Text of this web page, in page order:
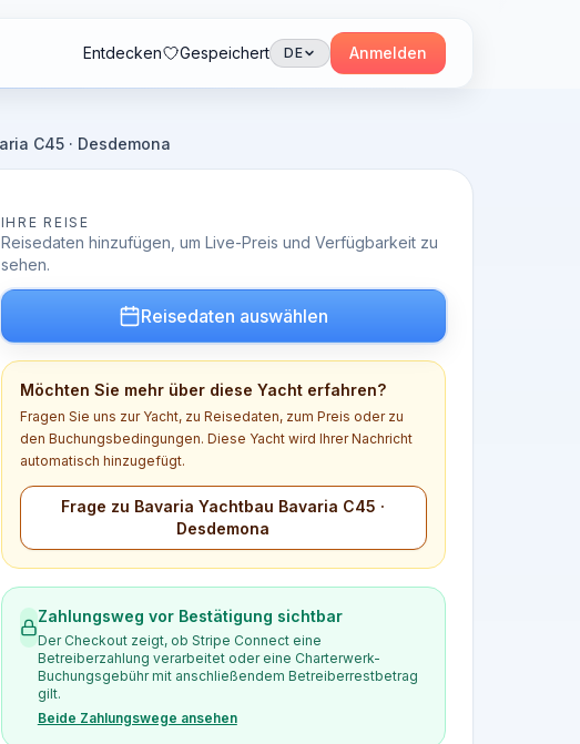
Entdecken Gespeichert DE Anmelden
C45 · Desdemona
IHRE REISE
Reisedaten hinzufügen, um Live-Preis und Verfügbarkeit zu
sehen.
Reisedaten auswählen
Möchten Sie mehr über diese Yacht erfahren?
Fragen Sie uns zur Yacht, zu Reisedaten, zum Preis oder zu
den Buchungsbedingungen. Diese Yacht wird Ihrer Nachricht
automatisch hinzugefügt.
Frage zu Bavaria Yachtbau Bavaria C45 ·
Desdemona
Zahlungsweg vor Bestätigung sichtbar
Der Checkout zeigt, ob Stripe Connect eine
Betreiberzahlung verarbeitet oder eine Charterwerk-
Buchungsgebühr mit anschließendem Betreiberrestbetrag
gilt.
Beide Zahlungswege ansehen